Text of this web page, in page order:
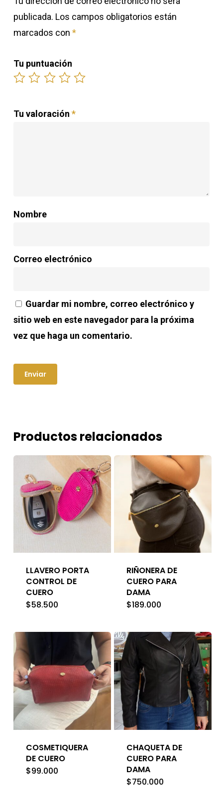
publicada. Los campos obligatorios están
marcados con *
Tu puntuación
Tu valoración *
Nombre
Correo electrónico
Guardar mi nombre, correo electrónico y
sitio web en este navegador para la próxima
vez que haga un comentario.
Productos relacionados
LLAVERO PORTA
CONTROL DE
CUERO
$58.500
RIÑONERA DE
CUERO PARA
DAMA
$189.000
COSMETIQUERA
DE CUERO
$99.000
CHAQUETA DE
CUERO PARA
DAMA
$750.000